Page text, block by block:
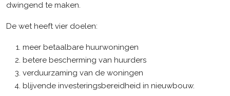
dwingend te maken.
De wet heeft vier doelen:
meer betaalbare huurwoningen
betere bescherming van huurders
verduurzaming van de woningen
blijvende investeringsbereidheid in nieuwbouw.